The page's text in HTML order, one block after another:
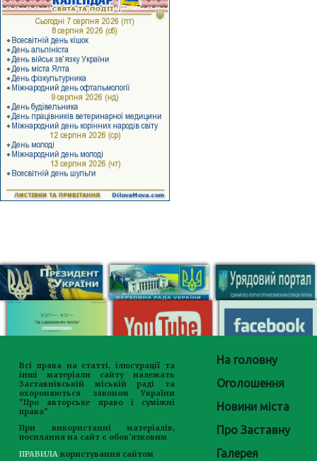
Всі права на статті, ілюстрації та
інші матеріали сайту належать
Заставнівській міській раді та
охороняються законом України
"Про авторське право і суміжні
права"
При використанні матеріалів,
посилання на сайт є обов'язковим
ПРАВИЛА користування сайтом
На головну
Оголошення
Новини міста
Про Заставну
Галерея